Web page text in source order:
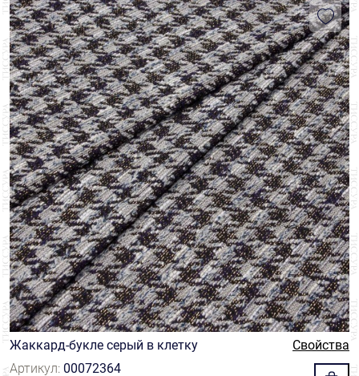
Жаккард-букле серый в клетку
Свойства
Артикул: 00072364